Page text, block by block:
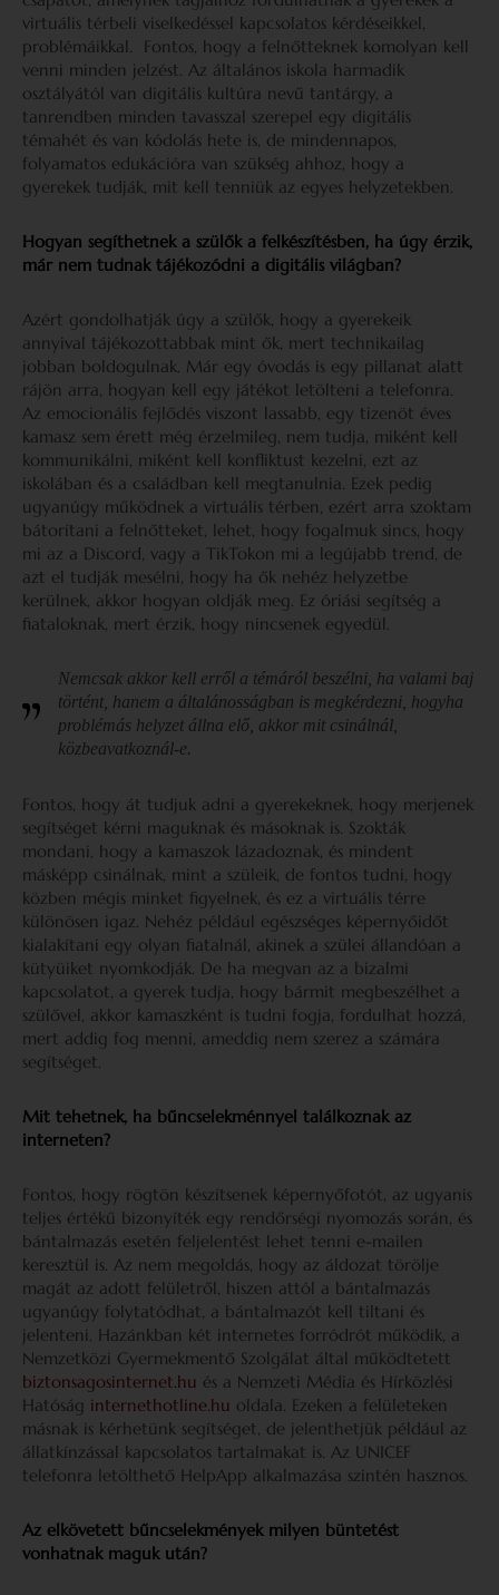
virtuális térbeli viselkedéssel kapcsolatos kérdéseikkel,
problémáikkal. Fontos, hogy a felnőtteknek komolyan kell
venni minden jelzést. Az általános iskola harmadik
osztályától van digitális kultúra nevű tantárgy, a
tanrendben minden tavasszal szerepel egy digitális
témahét és van kódolás hete is, de mindennapos,
folyamatos edukációra van szükség ahhoz, hogy a
gyerekek tudják, mit kell tenniük az egyes helyzetekben.
Hogyan segíthetnek a szülők a felkészítésben, ha úgy érzik,
már nem tudnak tájékozódni a digitális világban?
Azért gondolhatják úgy a szülők, hogy a gyerekeik
annyival tájékozottabbak mint ők, mert technikailag
jobban boldogulnak. Már egy óvodás is egy pillanat alatt
rájön arra, hogyan kell egy játékot letölteni a telefonra.
Az emocionális fejlődés viszont lassabb, egy tizenöt éves
kamasz sem érett még érzelmileg, nem tudja, miként kell
kommunikálni, miként kell konfliktust kezelni, ezt az
iskolában és a családban kell megtanulnia. Ezek pedig
ugyanúgy működnek a virtuális térben, ezért arra szoktam
bátorítani a felnőtteket, lehet, hogy fogalmuk sincs, hogy
mi az a Discord, vagy a TikTokon mi a legújabb trend, de
azt el tudják mesélni, hogy ha ők nehéz helyzetbe
kerülnek, akkor hogyan oldják meg. Ez óriási segítség a
fiataloknak, mert érzik, hogy nincsenek egyedül.
Nemcsak akkor kell erről a témáról beszélni, ha valami baj
történt, hanem a általánosságban is megkérdezni, hogyha
problémás helyzet állna elő, akkor mit csinálnál,
közbeavatkoznál-e.
Fontos, hogy át tudjuk adni a gyerekeknek, hogy merjenek
segítséget kérni maguknak és másoknak is. Szokták
mondani, hogy a kamaszok lázadoznak, és mindent
másképp csinálnak, mint a szüleik, de fontos tudni, hogy
közben mégis minket figyelnek, és ez a virtuális térre
különösen igaz. Nehéz például egészséges képernyőidőt
kialakítani egy olyan fiatalnál, akinek a szülei állandóan a
kütyüiket nyomkodják. De ha megvan az a bizalmi
kapcsolatot, a gyerek tudja, hogy bármit megbeszélhet a
szülővel, akkor kamaszként is tudni fogja, fordulhat hozzá,
mert addig fog menni, ameddig nem szerez a számára
segítséget.
Mit tehetnek, ha bűncselekménnyel találkoznak az
interneten?
Fontos, hogy rögtön készítsenek képernyőfotót, az ugyanis
teljes értékű bizonyíték egy rendőrségi nyomozás során, és
bántalmazás esetén feljelentést lehet tenni e-mailen
keresztül is. Az nem megoldás, hogy az áldozat törölje
magát az adott felületről, hiszen attól a bántalmazás
ugyanúgy folytatódhat, a bántalmazót kell tiltani és
jelenteni. Hazánkban két internetes forródrót működik, a
Nemzetközi Gyermekmentő Szolgálat által működtetett
biztonsagosinternet.hu és a Nemzeti Média és Hírközlési
Hatóság internethotline.hu oldala. Ezeken a felületeken
másnak is kérhetünk segítséget, de jelenthetjük például az
állatkínzással kapcsolatos tartalmakat is. Az UNICEF
telefonra letölthető HelpApp alkalmazása szintén hasznos.
Az elkövetett bűncselekmények milyen büntetést
vonhatnak maguk után?